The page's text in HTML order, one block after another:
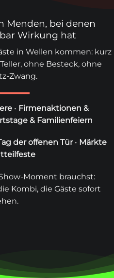
Menden, bei denen
Wirkung hat
in Wellen kommen: kurz
ohne Besteck, ohne
Zwang.
• Firmenaktionen &
& Familienfeiern
der offenen Tür• Märkte
Moment brauchst:
Kombi, die Gäste sofort